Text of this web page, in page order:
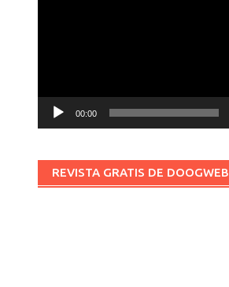
00:00
REVISTA GRATIS DE DOOGWEB